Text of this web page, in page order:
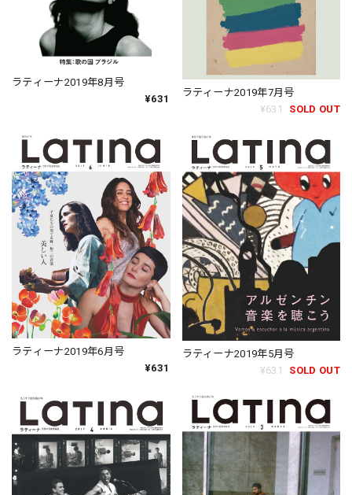
ラティーナ2019年8月号
¥631
ラティーナ2019年7月号
¥631
SOLD OUT
ラティーナ2019年6月号
¥631
ラティーナ2019年5月号
¥631
SOLD OUT